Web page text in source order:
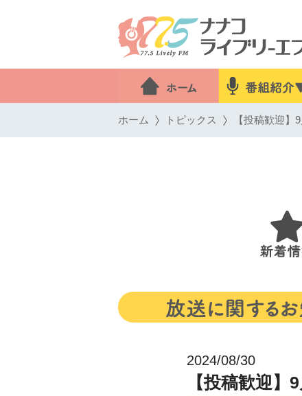
ホーム トピックス 【投稿歓迎】
2024/08/30
【投稿歓迎